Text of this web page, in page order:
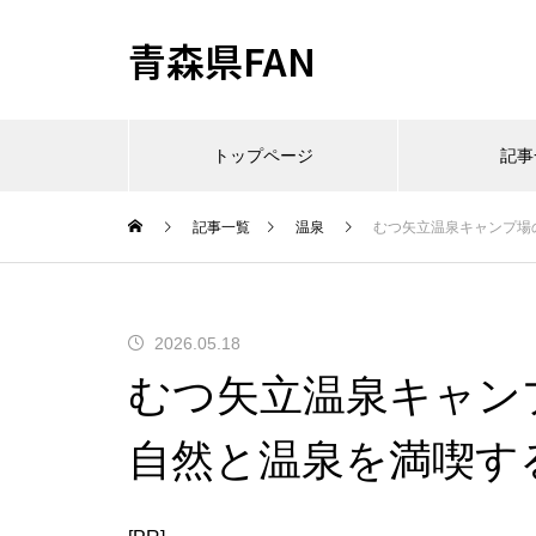
青森県FAN
トップページ 記
記事一覧 温泉 むつ矢立温泉キャンプ
2026.05.18
むつ矢立温泉キャン
自然と温泉を満喫す